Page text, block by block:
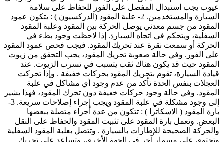
عيوب يجب استبدال المفصل على الفور للحفاظ على سلامة
السيارة والمستخدمين. 2- علبة المقود (الدركسيون ) : يتكون عمود
المقود من جسم معدني يوصل الحركة بين المقود وعلبة المقود
السفلية، ويتحكم في اتجاه السيارة. إذا لاحظت وجود بطء في
الحركة أو سمعت نقرة عند تحريك المقود. فيجب فحص عمود المقود
على الفور. وفي حالة صعوبة تحريك المقود، يجب التحقق من زيوت
المقود حيث قد يكون هناك ثقب يتسبب في تسرب الزيوت. عند
قيادة السيارة، تقوم بتحريك المقود بحركات خفيفة . وإذا تحركت
العجلات بنفس الحدة تأكد من عدم وجود أي مشاكل في علبة
المقود. وفي حالة وجود حركات خفيفة دون تحرك المقود، فهذا يشير
إلى وجود مشكلة في علبة المقود ويجب إجراء إصلاحات سريعة. 3-
بارة المقود ( الاسكاترا ) : تتكون من عدة أجزاء متصلة ببعضها
البعض. وتعمل بارة المقود على تثبيت المقود والحفاظ على النقل
والحركة الصحيحة للإطارات بالسيارة . وتتصل بعلبة المقود السفلية
وتحتوي على مسمار آخر في الجهة الأخرى، وتساعد على تحريك